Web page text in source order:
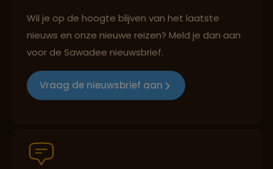
Reizen met oog voor mens, cultuur en milieu
Wil je op de hoogte blijven van het laatste
nieuws en onze nieuwe reizen? Meld je dan aan
voor de Sawadee nieuwsbrief.
Vraag de nieuwsbrief aan